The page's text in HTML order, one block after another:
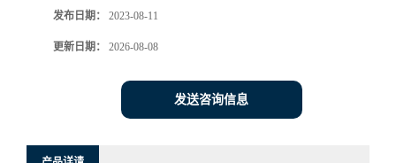
发布日期： 2023-08-11
更新日期： 2026-08-08
发送咨询信息